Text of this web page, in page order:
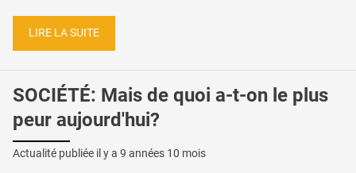
LIRE LA SUITE
SOCIÉTÉ: Mais de quoi a-t-on le plus
peur aujourd'hui?
Actualité publiée il y a 9 années 10 mois